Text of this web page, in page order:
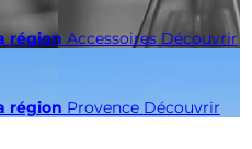
région Accessoires Découvrir
région Provence Découvrir